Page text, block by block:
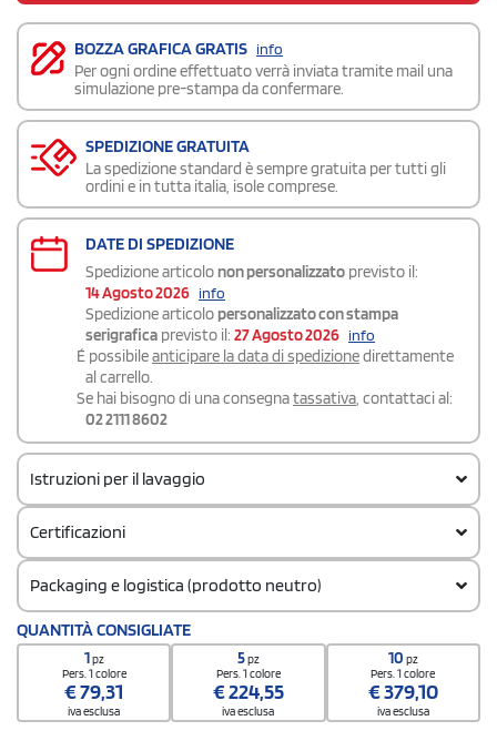
BOZZA GRAFICA GRATIS info
Per ogni ordine effettuato verrà inviata tramite mail una
simulazione pre-stampa da confermare.
SPEDIZIONE GRATUITA
La spedizione standard è sempre gratuita per tutti gli
ordini e in tutta italia, isole comprese.
DATE DI SPEDIZIONE
Spedizione articolo non personalizzato previsto il:
14 Agosto 2026 info
Spedizione articolo personalizzato con stampa
serigrafica previsto il: 27 Agosto 2026 info
É possibileanticipare la data di spedizionedirettamente
al carrello.
Se hai bisogno di una consegnatassativa, contattaci al:
02 2111 8602
Istruzioni per il lavaggio
Certificazioni
Packaging e logistica (prodotto neutro)
Codice doganale
62034319
Quantità per confezione
Quantità per scatola
QUANTITÀ CONSIGLIATE
1pz
Pers. 1 colore
€79,31
iva esclusa
5pz
Pers. 1 colore
€224,55
iva esclusa
10 pz
Pers. 1 colore
€379,10
iva esclusa